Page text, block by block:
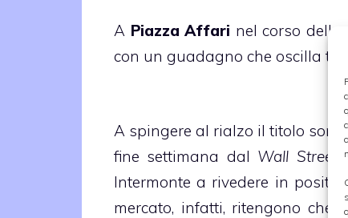
A Piazza Affari nel corso
con un guadagno che oscilla tra
A spingere al rialzo il titolo
fine settimana dal Wall Street
Intermonte a rivedere in
mercato, infatti, ritengono che